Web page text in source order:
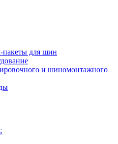
пакеты для шин
и шиномонтажного